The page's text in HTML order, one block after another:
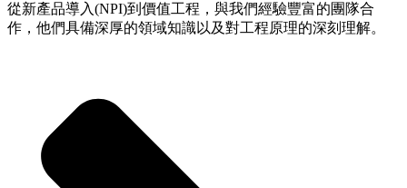
從新產品導入(NPI)到價值工程，與我們經驗豐富的團隊合
作，他們具備深厚的領域知識以及對工程原理的深刻理解。